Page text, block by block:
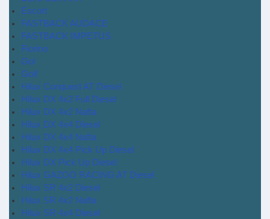
Escort
FASTBACK AUDACE
FASTBACK IMPETUS
Fiorino
Gol
Golf
Hilux Conquest AT Diesel
Hilux DX 4x2 Full Diesel
Hilux DX 4x2 Nafta
Hilux DX 4x4 Diesel
Hilux DX 4x4 Nafta
Hilux DX 4x4 Pick Up Diesel
Hilux DX Pick Up Diesel
Hilux GAZOO RACING AT Diesel
Hilux SR 4x2 Diesel
Hilux SR 4x2 Nafta
Hilux SR 4x4 Diesel